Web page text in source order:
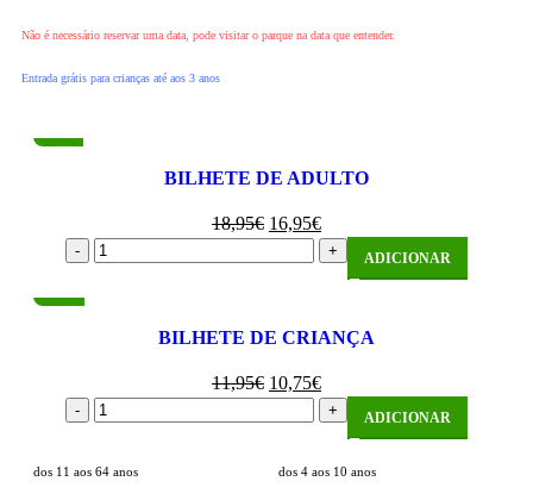
Não é necessário reservar uma data, pode visitar o parque na data que entender.
Entrada grátis para crianças até aos 3 anos
-11%
BILHETE DE ADULTO
18,95€ 16,95€
ADICIONAR
-10%
BILHETE DE CRIANÇA
11,95€ 10,75€
ADICIONAR
dos 11 aos 64 anos dos 4 aos 10 anos